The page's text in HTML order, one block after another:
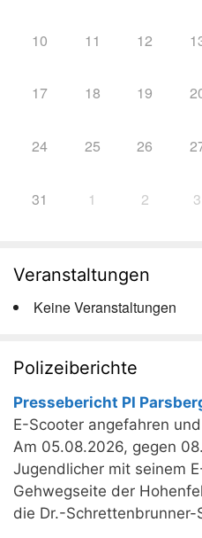
10 11 12
17 18 19
24 25 26
31 1 2 3
Veranstaltungen
Keine Veranstaltungen
Polizeiberichte
Pressebericht PI
E-Scooter angefahren
Am 05.08.2026, gegen
Jugendlicher mit seinem
Gehwegseite der
die Dr.-Schrettenbrunner-